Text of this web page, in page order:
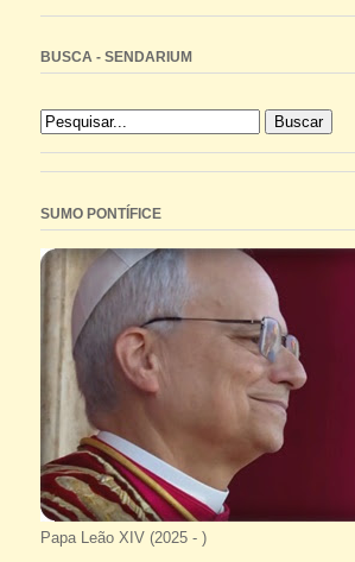
BUSCA - SENDARIUM
SUMO PONTÍFICE
Papa Leão XIV (2025 - )